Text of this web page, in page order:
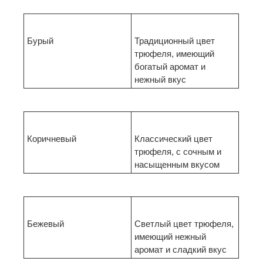
Бурый
Традиционный цвет
трюфеля, имеющий
богатый аромат и
нежный вкус
Коричневый
Классический цвет
трюфеля, с сочным и
насыщенным вкусом
Бежевый
Светлый цвет трюфеля,
имеющий нежный
аромат и сладкий вкус